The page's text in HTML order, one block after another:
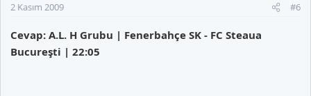
2 Kasım 2009 #6
Cevap: A.L. H Grubu | Fenerbahçe SK - FC Steaua
Bucureşti | 22:05